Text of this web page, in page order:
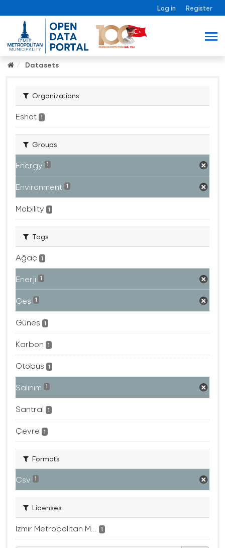
Log in Register
Datasets
Organizations
Eshot 1
Groups
Energy 1
Environment 1
Mobility 1
Tags
Ağaç 1
Enerji 1
Ges 1
Güneş 1
Karbon 1
Otobüs 1
Salınım 1
Santral 1
Çevre 1
Formats
Csv 1
Licenses
Izmir Metropolitan M... 1